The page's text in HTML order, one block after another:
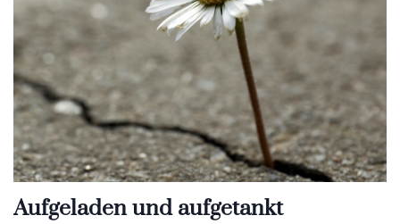
Aufgeladen und aufgetankt